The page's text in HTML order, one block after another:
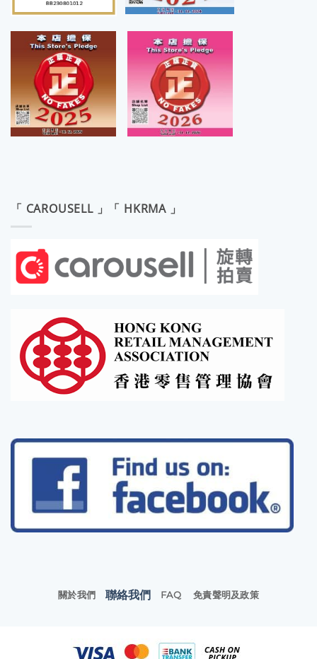
「 CAROUSELL 」「 HKRMA 」
關於我們 聯絡我們 FAQ 免責聲明及政策